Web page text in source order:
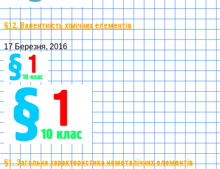
§12. Валентність хімічних елементів
17 Березня, 2016
§1. Загальна характеристика неметалічних елементів